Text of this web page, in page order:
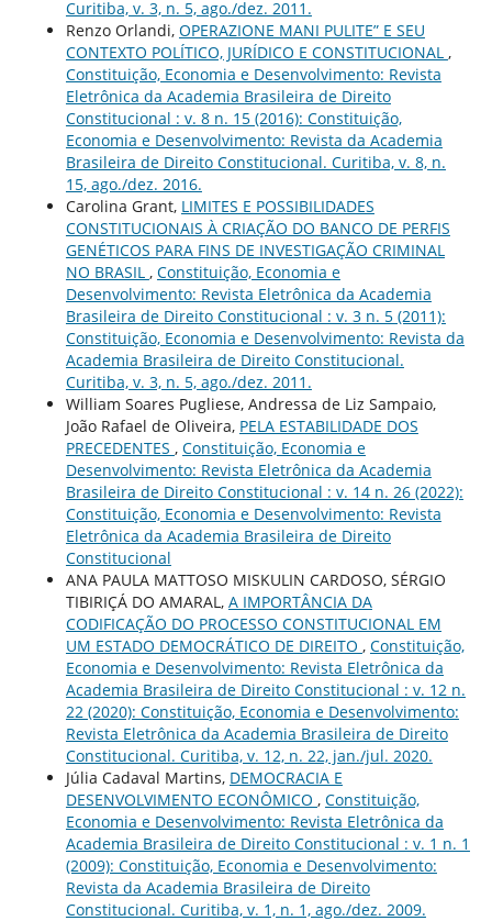
Curitiba, v. 3, n. 5, ago./dez. 2011.
Renzo Orlandi, OPERAZIONE MANI PULITE” E SEU
CONTEXTO POLÍTICO, JURÍDICO E CONSTITUCIONAL ,
Constituição, Economia e Desenvolvimento: Revista
Eletrônica da Academia Brasileira de Direito
Constitucional : v. 8 n. 15 (2016): Constituição,
Economia e Desenvolvimento: Revista da Academia
Brasileira de Direito Constitucional. Curitiba, v. 8, n.
15, ago./dez. 2016.
Carolina Grant, LIMITES E POSSIBILIDADES
CONSTITUCIONAIS À CRIAÇÃO DO BANCO DE PERFIS
GENÉTICOS PARA FINS DE INVESTIGAÇÃO CRIMINAL
NO BRASIL , Constituição, Economia e
Desenvolvimento: Revista Eletrônica da Academia
Brasileira de Direito Constitucional : v. 3 n. 5 (2011):
Constituição, Economia e Desenvolvimento: Revista da
Academia Brasileira de Direito Constitucional.
Curitiba, v. 3, n. 5, ago./dez. 2011.
William Soares Pugliese, Andressa de Liz Sampaio,
João Rafael de Oliveira, PELA ESTABILIDADE DOS
PRECEDENTES , Constituição, Economia e
Desenvolvimento: Revista Eletrônica da Academia
Brasileira de Direito Constitucional : v. 14 n. 26 (2022):
Constituição, Economia e Desenvolvimento: Revista
Eletrônica da Academia Brasileira de Direito
Constitucional
ANA PAULA MATTOSO MISKULIN CARDOSO, SÉRGIO
TIBIRIÇÁ DO AMARAL, A IMPORTÂNCIA DA
CODIFICAÇÃO DO PROCESSO CONSTITUCIONAL EM
UM ESTADO DEMOCRÁTICO DE DIREITO , Constituição,
Economia e Desenvolvimento: Revista Eletrônica da
Academia Brasileira de Direito Constitucional : v. 12 n.
22 (2020): Constituição, Economia e Desenvolvimento:
Revista Eletrônica da Academia Brasileira de Direito
Constitucional. Curitiba, v. 12, n. 22, jan./jul. 2020.
Júlia Cadaval Martins, DEMOCRACIA E
DESENVOLVIMENTO ECONÔMICO , Constituição,
Economia e Desenvolvimento: Revista Eletrônica da
Academia Brasileira de Direito Constitucional : v. 1 n. 1
(2009): Constituição, Economia e Desenvolvimento:
Revista da Academia Brasileira de Direito
Constitucional. Curitiba, v. 1, n. 1, ago./dez. 2009.